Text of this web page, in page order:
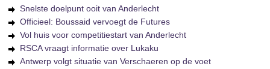
Snelste doelpunt ooit van Anderlecht
Officieel: Boussaid vervoegt de Futures
Vol huis voor competitiestart van Anderlecht
RSCA vraagt informatie over Lukaku
Antwerp volgt situatie van Verschaeren op de voet